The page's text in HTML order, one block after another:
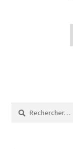
Rechercher :